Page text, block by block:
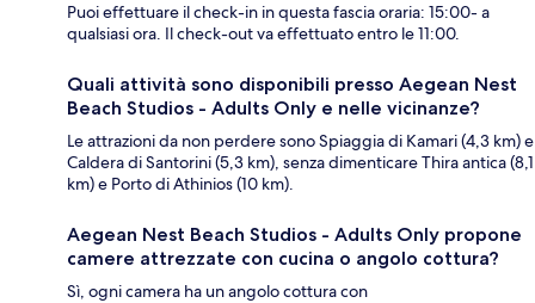
Puoi effettuare il check-in in questa fascia oraria: 15:00- a
qualsiasi ora. Il check-out va effettuato entro le 11:00.
Quali attività sono disponibili presso Aegean Nest
Beach Studios - Adults Only e nelle vicinanze?
Le attrazioni da non perdere sono Spiaggia di Kamari (4,3 km) e
Caldera di Santorini (5,3 km), senza dimenticare Thira antica (8,1
km) e Porto di Athinios (10 km).
Aegean Nest Beach Studios - Adults Only propone
camere attrezzate con cucina o angolo cottura?
Sì, ogni camera ha un angolo cottura con